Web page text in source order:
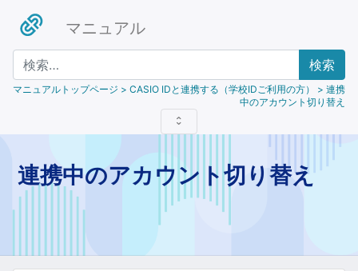
マニュアル
検索
マニュアルトップページ > CASIO IDと連携する（学校IDご利用の方） > 連携
中のアカウント切り替え
連携中のアカウント切り替え